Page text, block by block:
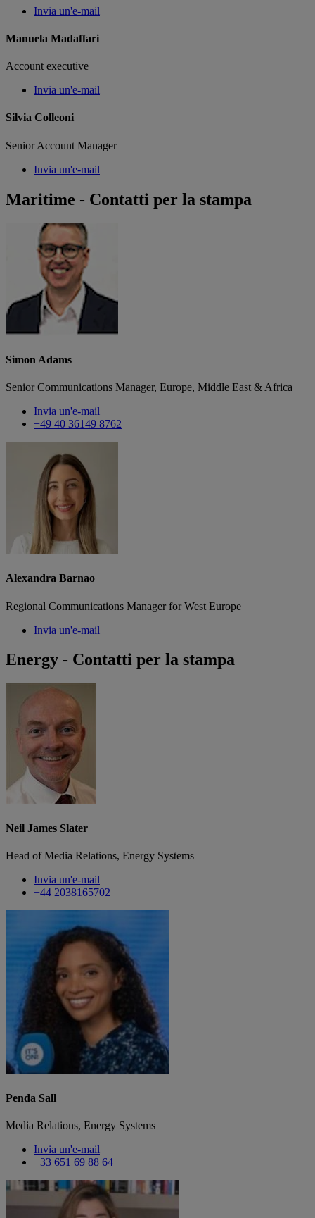
Invia un'e-mail
Manuela Madaffari
Account executive
Invia un'e-mail
Silvia Colleoni
Senior Account Manager
Invia un'e-mail
Maritime - Contatti per la stampa
Simon Adams
Senior Communications Manager, Europe, Middle East & Africa
Invia un'e-mail
+49 40 36149 8762
Alexandra Barnao
Regional Communications Manager for West Europe
Invia un'e-mail
Energy - Contatti per la stampa
Neil James Slater
Head of Media Relations, Energy Systems
Invia un'e-mail
+44 2038165702
Penda Sall
Media Relations, Energy Systems
Invia un'e-mail
+33 651 69 88 64